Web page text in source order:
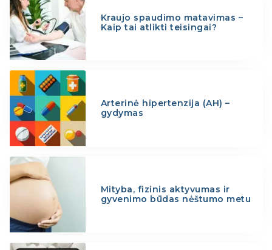
Kraujo spaudimo matavimas –
Kaip tai atlikti teisingai?
Arterinė hipertenzija (AH) –
gydymas
Mityba, fizinis aktyvumas ir
gyvenimo būdas nėštumo metu